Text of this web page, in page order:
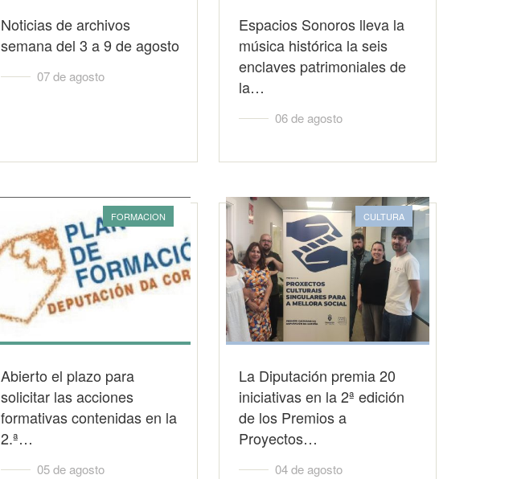
Noticias de archivos
semana del 3 a 9 de agosto
07 de agosto
Espacios Sonoros lleva la
música histórica la seis
enclaves patrimoniales de
la…
06 de agosto
FORMACION
Abierto el plazo para
solicitar las acciones
formativas contenidas en la
2.ª…
05 de agosto
CULTURA
La Diputación premia 20
iniciativas en la 2ª edición
de los Premios a
Proyectos…
04 de agosto